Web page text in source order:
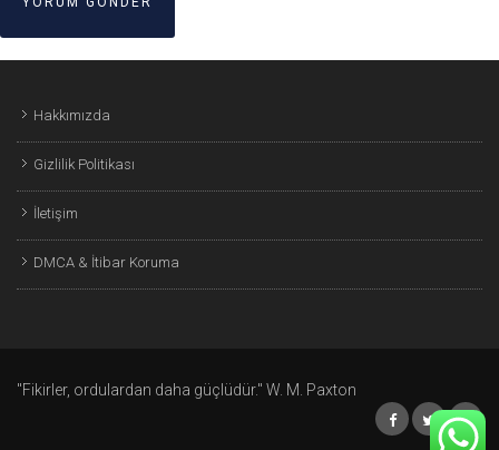
Hakkımızda
Gizlilik Politikası
İletişim
DMCA & İtibar Koruma
"Fikirler, ordulardan daha güçlüdür." W. M. Paxton